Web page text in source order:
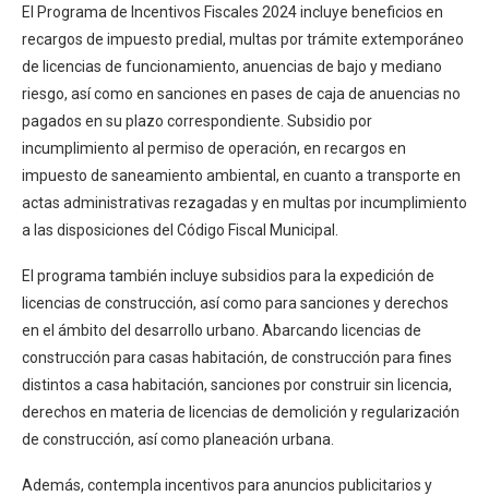
El Programa de Incentivos Fiscales 2024 incluye beneficios en
recargos de impuesto predial, multas por trámite extemporáneo
de licencias de funcionamiento, anuencias de bajo y mediano
riesgo, así como en sanciones en pases de caja de anuencias no
pagados en su plazo correspondiente. Subsidio por
incumplimiento al permiso de operación, en recargos en
impuesto de saneamiento ambiental, en cuanto a transporte en
actas administrativas rezagadas y en multas por incumplimiento
a las disposiciones del Código Fiscal Municipal.
El programa también incluye subsidios para la expedición de
licencias de construcción, así como para sanciones y derechos
en el ámbito del desarrollo urbano. Abarcando licencias de
construcción para casas habitación, de construcción para fines
distintos a casa habitación, sanciones por construir sin licencia,
derechos en materia de licencias de demolición y regularización
de construcción, así como planeación urbana.
Además, contempla incentivos para anuncios publicitarios y